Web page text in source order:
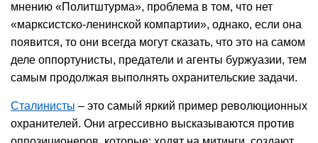
мнению «Политштурма», проблема в том, что нет
«марксистско-ленинской компартии», однако, если она
появится, то они всегда могут сказать, что это на самом
деле оппортунисты, предатели и агенты буржуазии, тем
самым продолжая выполнять охранительские задачи.
Сталинисты – это самый яркий пример революционных
охранителей. Они агрессивно высказываются против